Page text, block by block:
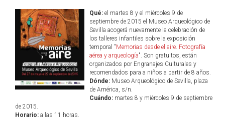
Qué:el martes 8 y el miércoles 9 de
septiembre de 2015 el Museo Arqueológico de
Sevilla acogerá nuevamente la celebración de
los talleres infantiles sobre la exposición
temporal "Memorias desde el aire. Fotografía
aérea y arqueología". Son gratuitos, están
organizados por Engranajes Culturales y
recomendados para a niños a partir de 8 años.
Dónde:Museo Arqueológico de Sevilla, plaza
de América, s/n.
Cuándo:martes 8 y miércoles 9 de septiembre
de 2015.
Horario: a las 11 horas.